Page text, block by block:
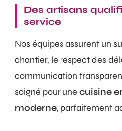
Des artisans
service
Nos équipes assurent un
chantier, le respect des
communication
soigné pour une cuisine
moderne, parfaitement